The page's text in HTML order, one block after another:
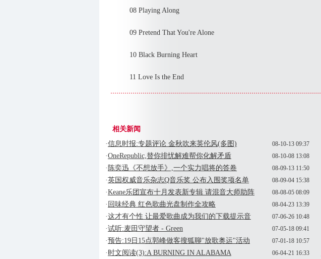
08 Playing Along
09 Pretend That You're Alone
10 Black Burning Heart
11 Love Is the End
相关新闻
08-10-13 09:37
·信息时报:专题评论 金秋吹来英伦风(多图)
08-10-08 13:08
·OneRepublic,替你排忧解难帮你化解矛盾
08-09-13 11:50
· 陈奕迅《不想放手》,一个实力唱将的答卷
08-09-04 15:38
·英国权威音乐杂志Q音乐奖 公布入围奖项名单
08-08-05 08:09
·Keane乐团宣布十月发表新专辑 请混音大师助阵
08-04-23 13:39
· 回味经典 红色歌曲光盘制作全攻略
07-06-26 10:48
·这才有个性 让最爱歌曲成为我们的下载提示音
07-05-18 09:41
·试听:麦田守望者 - Green
07-01-18 10:57
·预告:19日15点郭峰做客搜狐聊"放歌奥运"活动
06-04-21 16:33
· 时文阅读(3):A BURNING IN ALABAMA